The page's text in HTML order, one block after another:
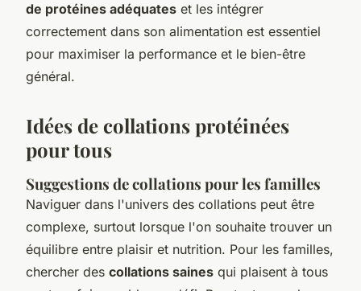
de protéines adéquates et les intégrer
correctement dans son alimentation est essentiel
pour maximiser la performance et le bien-être
général.
Idées de collations protéinées
pour tous
Suggestions de collations pour les familles
Naviguer dans l'univers des collations peut être
complexe, surtout lorsque l'on souhaite trouver un
équilibre entre plaisir et nutrition. Pour les familles,
chercher des collations saines qui plaisent à tous